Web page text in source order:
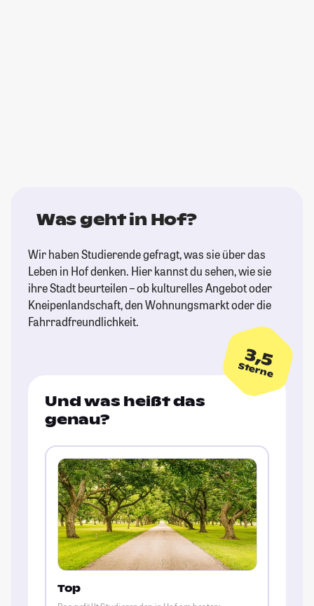
Was geht in Hof?
Wir haben Studierende gefragt, was sie über das
Leben in Hof denken. Hier kannst du sehen, wie sie
ihre Stadt beurteilen – ob kulturelles Angebot oder
Kneipenlandschaft, den Wohnungsmarkt oder die
Fahrradfreundlichkeit.
3,5
Sterne
Und was heißt das
genau?
Top